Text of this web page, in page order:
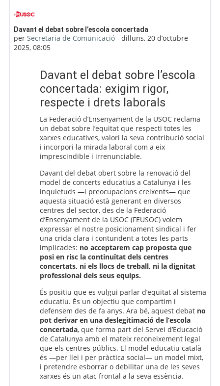
Davant el debat sobre l’escola concertada
perSecretaria de Comunicació -dilluns, 20 d’octubre
2025, 08:05
Nombre de respostes: 0
Davant el debat sobre l’escola
concertada: exigim rigor,
respecte i drets laborals
La Federació d’Ensenyament de la USOC reclama
un debat sobre l’equitat que respecti totes les
xarxes educatives, valori la seva contribució social
i incorpori la mirada laboral com a eix
imprescindible i irrenunciable.
Davant del debat obert sobre la renovació del
model de concerts educatius a Catalunya i les
inquietuds —i preocupacions creixents— que
aquesta situació està generant en diversos
centres del sector, des de la Federació
d’Ensenyament de la USOC (FEUSOC) volem
expressar el nostre posicionament sindical i fer
una crida clara i contundent a totes les parts
implicades: no acceptarem cap proposta que
posi en risc la continuïtat dels centres
concertats, ni els llocs de treball, ni la dignitat
professional dels seus equips.
És positiu que es vulgui parlar d’equitat al sistema
educatiu. És un objectiu que compartim i
defensem des de fa anys. Ara bé, aquest debat no
pot derivar en una deslegitimació de l’escola
concertada, que forma part del Servei d’Educació
de Catalunya amb el mateix reconeixement legal
que els centres públics. El model educatiu català
és —per llei i per pràctica social— un model mixt,
i pretendre esborrar o debilitar una de les seves
xarxes és un atac frontal a la seva essència.